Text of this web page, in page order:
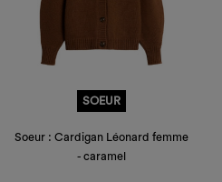
SOEUR
Soeur : Cardigan Léonard femme
- caramel